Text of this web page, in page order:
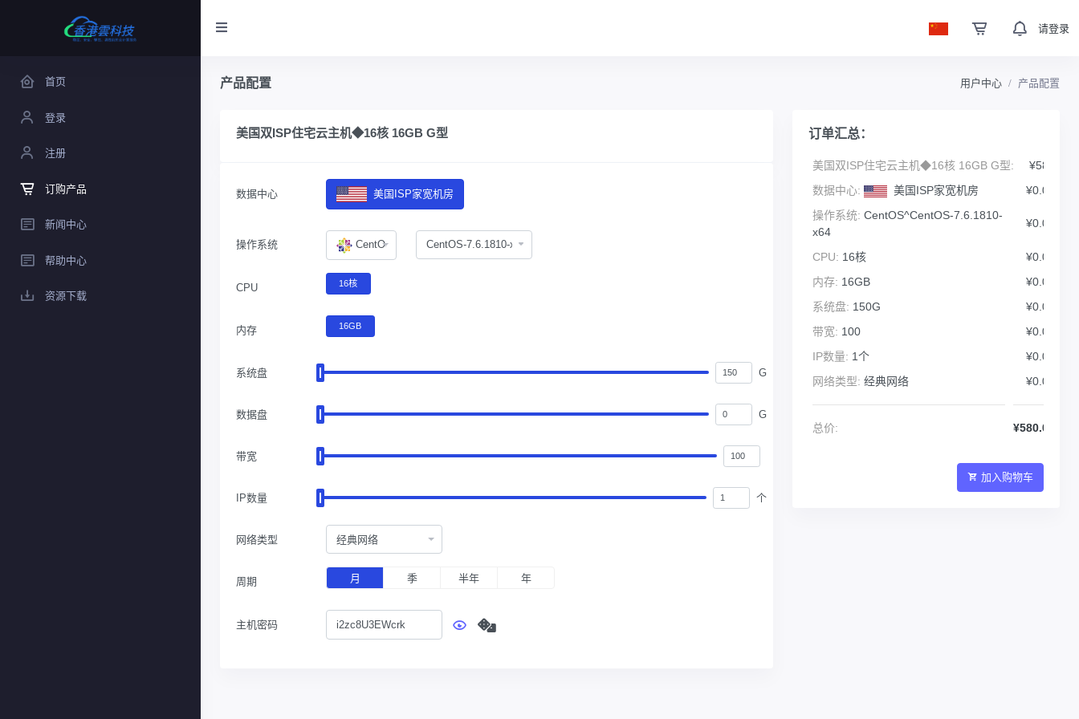
请登录
首页
登录
注册
订购产品
新闻中心
帮助中心
资源下载
产品配置 用户中心 产品配置
美国双ISP住宅云主机◆16核 16GB G型
数据中心 美国ISP家宽机房
操作系统 CentOS
CPU 16核
内存 16GB
系统盘 G
数据盘 G
带宽
IP数量 个
网络类型 经典网络
周期 月 季 半年 年
主机密码
订单汇总：
美国双ISP住宅云主机◆16核 16GB G型:
¥580
数据中心:
美国ISP家宽机房
¥0.00
操作系统: CentOS^CentOS-7.6.1810-
x64
¥0.00
CPU: 16核
¥0.00
内存: 16GB
¥0.00
系统盘: 150G
¥0.00
带宽: 100
¥0.00
IP数量: 1个
¥0.00
网络类型: 经典网络 ¥0.00
总价: ¥580.00
加入购物车